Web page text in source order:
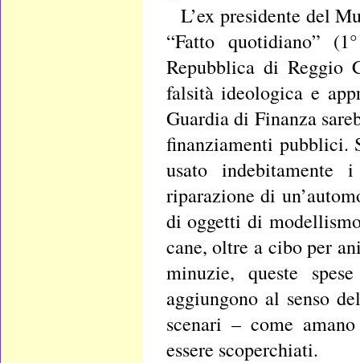
L’ex presidente del
“Fatto quotidiano”
Repubblica di Reggio
falsità ideologica e
Guardia di Finanza
finanziamenti pubblici.
usato
riparazione di
di oggetti di
cane, oltre a cibo per
minuzie, queste
aggiungono al senso
scenari – come
essere scoperchiati.